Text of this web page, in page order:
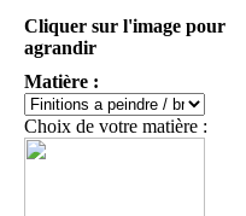
Cliquer sur l'image pour
agrandir
Matière :
Choix de votre matière :